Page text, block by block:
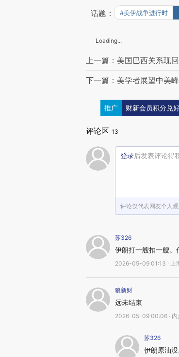
话题： #美伊战争进行时
Loading...
上一篇：美国巴西关系现
下一篇：美学者展望中美
推广 财新会员积分兑
评论区 13
登录后发表评论得
评论仅代表网友个人
苏326
伊朗打一艘扣一艘。
2026-05-09 01:13 · 上
狼新财
远未结束
2026-05-09 00:06 · 内
苏326
伊朗原油